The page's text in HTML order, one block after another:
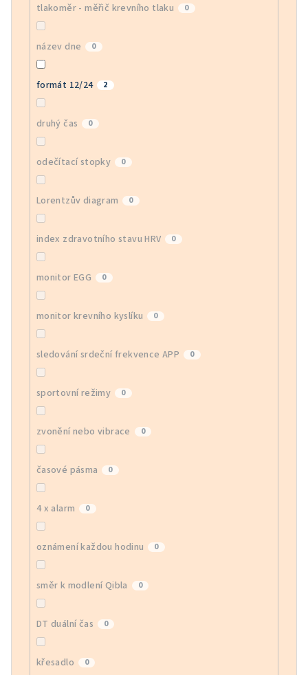
tlakoměr - měřič krevního tlaku 0
název dne 0
formát 12/24 2
druhý čas 0
odečítací stopky 0
Lorentzův diagram 0
index zdravotního stavu HRV 0
monitor EGG 0
monitor krevního kyslíku 0
sledování srdeční frekvence APP 0
sportovní režimy 0
zvonění nebo vibrace 0
časové pásma 0
4 x alarm 0
oznámení každou hodinu 0
směr k modlení Qibla 0
DT duální čas 0
křesadlo 0